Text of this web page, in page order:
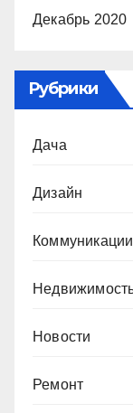
Декабрь 2020
Рубрики
Дача
Дизайн
Коммуникации
Новости
Ремонт